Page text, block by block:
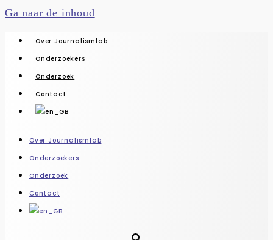
Ga naar de inhoud
Over Journalismlab
Onderzoekers
Onderzoek
Contact
Over Journalismlab
Onderzoekers
Onderzoek
Contact